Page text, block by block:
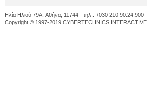
Ηλία Ηλιού 79A, Αθήνα, 11744 - τηλ.: +030 210
Copyright © 1997-2019 CYBERTECHNICS